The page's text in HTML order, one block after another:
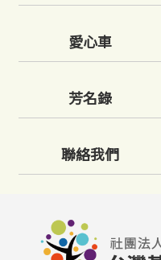
愛心車
芳名錄
聯絡我們